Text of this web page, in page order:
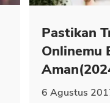
Pastikan
Onlinemu
6 Agustus